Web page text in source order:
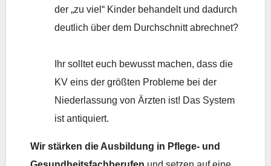
der „zu viel“ Kinder behandelt und dadurch
deutlich über dem Durchschnitt abrechnet?
Ihr solltet euch bewusst machen, dass die
KV eins der größten Probleme bei der
Niederlassung von Ärzten ist! Das System
ist antiquiert.
Wir stärken die Ausbildung in Pflege- und